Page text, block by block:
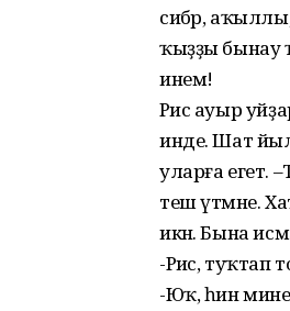
сибәр,
ҡыҙҙы бынау
инем!
Рәис ауыр
инде. Шат
уларға егет.
теш үтмәне.
икән. Бына
-Рәис, туҡтап
-Юҡ, һин мине